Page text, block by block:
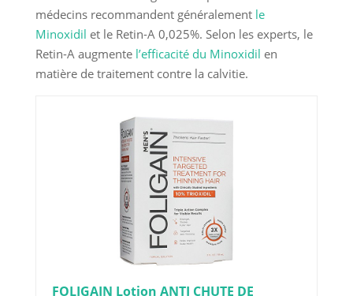
médecins recommandent généralement le
Minoxidil et le Retin-A 0,025%. Selon les experts, le
Retin-A augmente l’efficacité du Minoxidil en
matière de traitement contre la calvitie.
FOLIGAIN Lotion ANTI CHUTE DE